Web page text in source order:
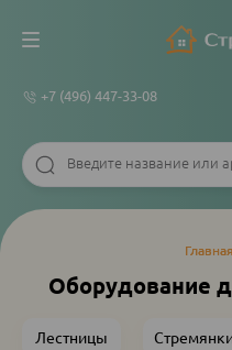
+7 (496) 447-33-08
Главная
Оборудование
Лестницы